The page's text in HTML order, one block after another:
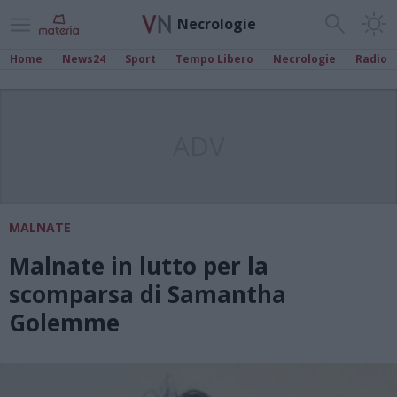
Necrologie
Home News24 Sport Tempo Libero Necrologie Radio
MALNATE
Malnate in lutto per la
scomparsa di Samantha
Golemme